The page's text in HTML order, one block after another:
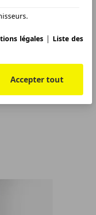
PS) 7-Gang-DSG
légales | Liste des
Accepter tout